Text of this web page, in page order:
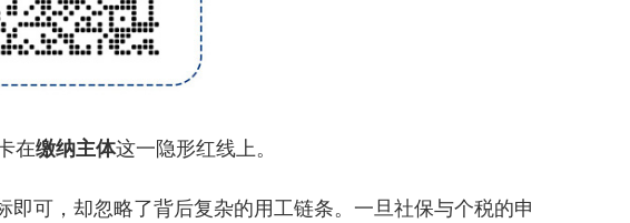
在缴纳主体这一隐形红线上。
可，却忽略了背后复杂的用工链条。一旦社保与个税的申